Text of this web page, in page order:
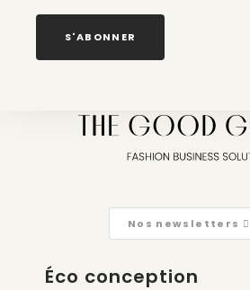
Laisser un
Connectez vouspour laisser un
Nos newsletters
Éco conception
S'ABONNER